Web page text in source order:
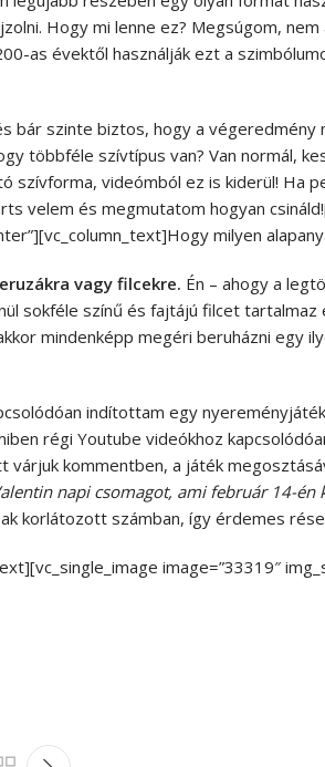
Hogy mi lenne ez? Megsúgom, nem
as évektől használják ezt a
bár szinte biztos, hogy a végeredmény
többféle szívtípus van? Van normál,
szívforma, videómból ez is kiderül! Ha
velem és megmutatom hogyan
milyen
vagy filcekre. Én – ahogy a
sokféle színű és fajtájú filcet tartalmaz
mindenképp megéri beruházni egy
indítottam egy
régi Youtube videókhoz
kommentben, a játék
napi csomagot, ami február 14-én
korlátozott számban, így érdemes
image=”33319″